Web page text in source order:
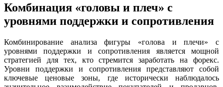
Комбинация «головы и плеч» с
уровнями поддержки и сопротивления
Комбинирование анализа фигуры «голова и плечи» с
уровнями поддержки и сопротивления является мощной
стратегией для тех, кто стремится заработать на форекс.
Уровни поддержки и сопротивления представляют собой
ключевые ценовые зоны, где исторически наблюдалось